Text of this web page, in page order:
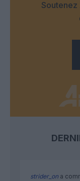
strider_on a